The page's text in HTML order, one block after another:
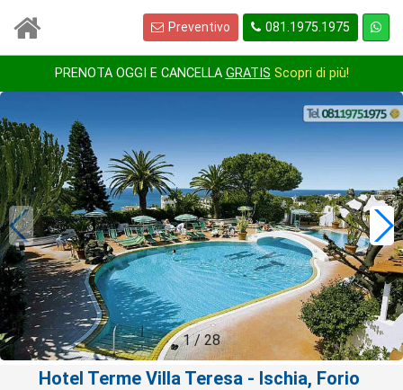
Preventivo 081.1975.1975
PRENOTA OGGI E CANCELLA GRATIS Scopri di più!
1/28
Hotel Terme Villa Teresa - Ischia, Forio